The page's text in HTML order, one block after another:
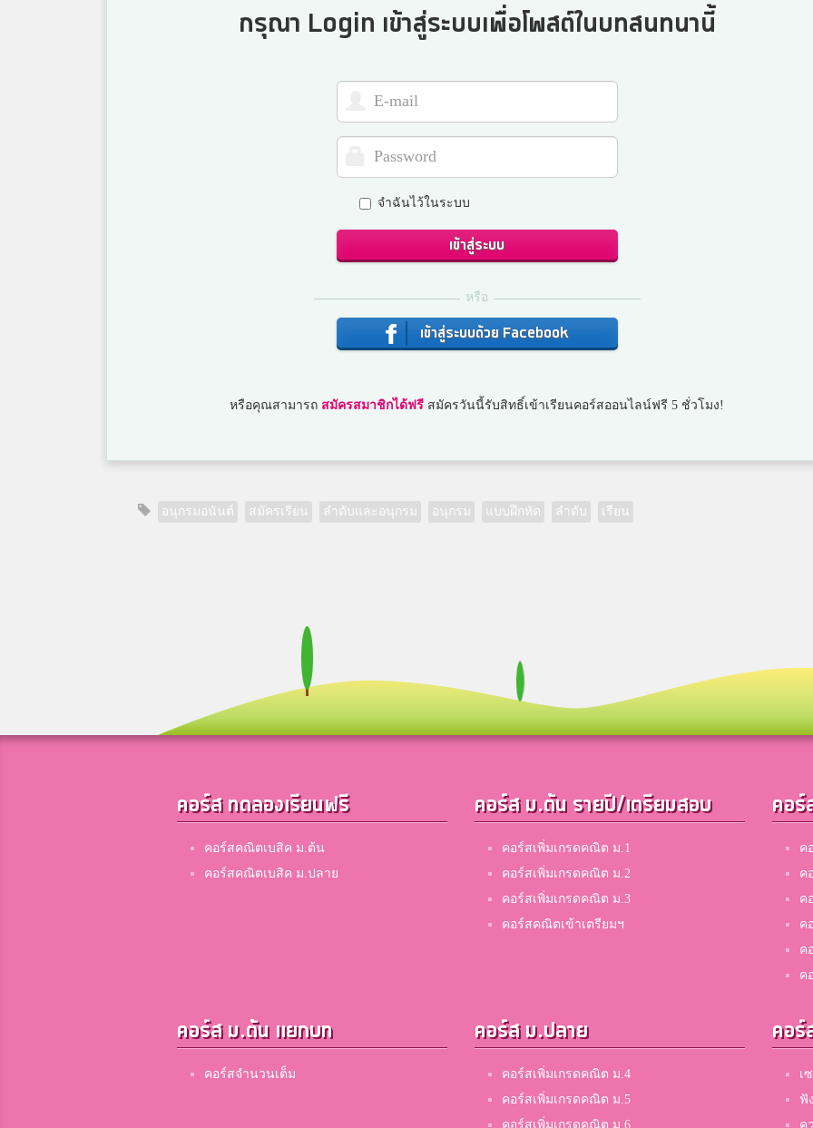
กรุณา Login เข้าสู่ระบบเพื่อโพสต์ในบทสนทนานี้
จำฉันไว้ในระบบ
เข้าสู่ระบบ
หรือ
เข้าสู่ระบบด้วย Facebook
หรือคุณสามารถ สมัครสมาชิกได้ฟรี สมัครวันนี้รับสิทธิ์เข้าเรียนคอร์สออนไลน์ฟรี 5 ชั่วโมง!
อนุกรมอนันต์ สมัครเรียน ลำดับและอนุกรม อนุกรม แบบฝึกหัด ลำดับ เรียน
คอร์ส ทดลองเรียนฟรี
คอร์สคณิตเบสิค ม.ต้น
คอร์สคณิตเบสิค ม.ปลาย
คอร์ส ม.ต้น รายปี/เตรียมสอบ
คอร์สเพิ่มเกรดคณิต ม.1
คอร์สเพิ่มเกรดคณิต ม.2
คอร์สเพิ่มเกรดคณิต ม.3
คอร์สคณิตเข้าเตรียมฯ
คอร์
ค
ค
ค
ค
ค
ค
คอร์ส ม.ต้น แยกบท
คอร์สจำนวนเต็ม
คอร์ส ม.ปลาย
คอร์สเพิ่มเกรดคณิต ม.4
คอร์สเพิ่มเกรดคณิต ม.5
คอร์สเพิ่มเกรดคณิต ม.6
คอ
เ
ฟั
ค